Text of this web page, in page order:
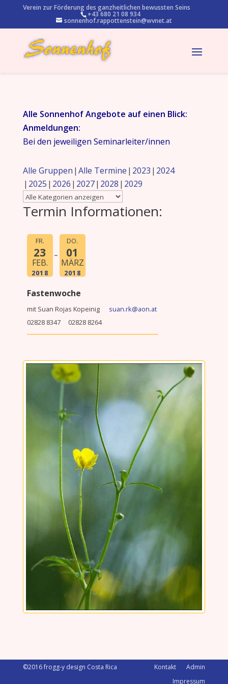
Verein zur Förderung des ganzheitlichen bewussten Seins
+43 680 21 08 934
sonnenhof.rappottenstein@wvnet.at
Alle Sonnenhof Angebote auf einen Blick:
Anmeldungen:
Bei den jeweiligen Seminarleiter/innen
Alle Gruppen Alle Termine 2023 2024
2025 2026 2027 2028 2029
Termin Informationen:
FR.
23
FEB.
2018
DO.
01
MÄRZ
2018
Fastenwoche
mit Suan Rojas Kopeinig suan.rk@aon.at
02828 8347 02828 8264
©2016 frogg-y design Costa Rica Admin
Kontakt
Impressum